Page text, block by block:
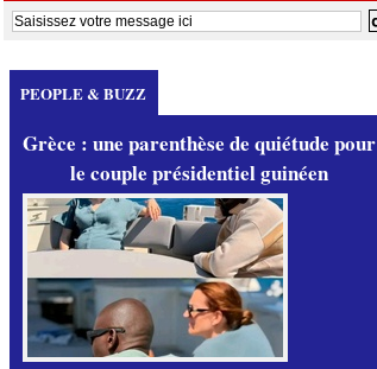
PEOPLE & BUZZ
Grèce : une parenthèse de quiétude pour
le couple présidentiel guinéen